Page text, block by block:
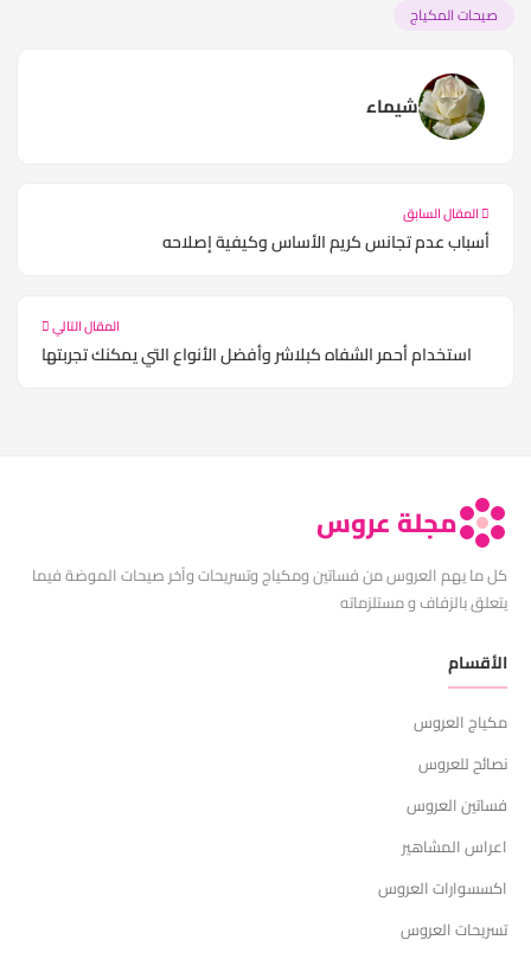
صيحات المكياج
شيماء
المقال السابق
أسباب عدم تجانس كريم الأساس وكيفية إصلاحه
المقال التالي
استخدام أحمر الشفاه كبلاشر وأفضل الأنواع التي يمكنك تجربتها
مجلة عروس
كل ما يهم العروس من فساتين ومكياج وتسريحات وآخر صيحات الموضة فيما
يتعلق بالزفاف و مستلزماته
الأقسام
مكياج العروس
نصائح للعروس
فساتين العروس
اعراس المشاهير
اكسسوارات العروس
تسريحات العروس